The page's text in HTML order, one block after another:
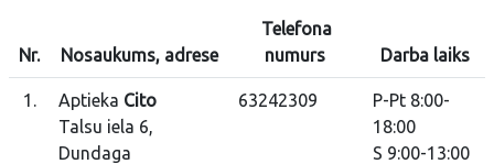
Nr. Nosaukums, adrese
Telefona
numurs
Darba laiks
1. Aptieka Cito
Talsu iela 6,
Dundaga
63242309
P-Pt 8:00-
18:00
S 9:00-13:00